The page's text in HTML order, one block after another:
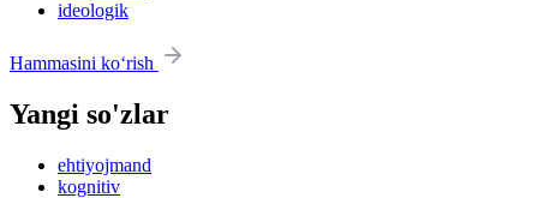
ideologik
Hammasini ko‘rish
Yangi so'zlar
ehtiyojmand
kognitiv